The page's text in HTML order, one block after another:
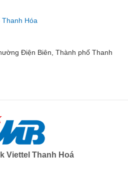
Hóa
Điện Biên, Thành phố Thanh
Viettel Thanh Hoá